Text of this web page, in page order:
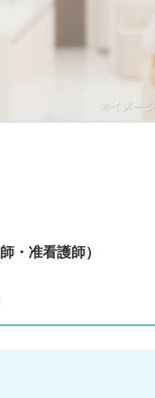
・准看護師）